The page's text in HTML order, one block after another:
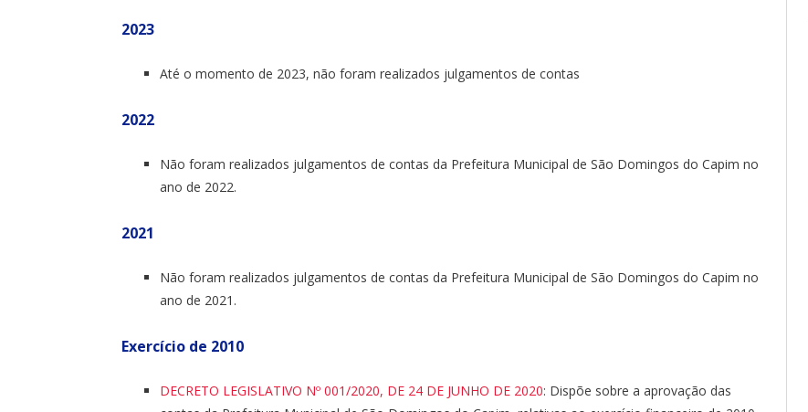
2023
Até o momento de 2023, não foram realizados julgamentos de contas
2022
Não foram realizados julgamentos de contas da Prefeitura Municipal de São Domingos do Capim no
ano de 2022.
2021
Não foram realizados julgamentos de contas da Prefeitura Municipal de São Domingos do Capim no
ano de 2021.
Exercício de 2010
DECRETO LEGISLATIVO Nº 001/2020, DE 24 DE JUNHO DE 2020: Dispõe sobre a aprovação das